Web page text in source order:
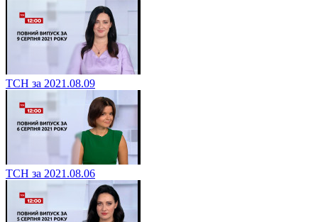
ТСН за 2021.08.09
ТСН за 2021.08.06